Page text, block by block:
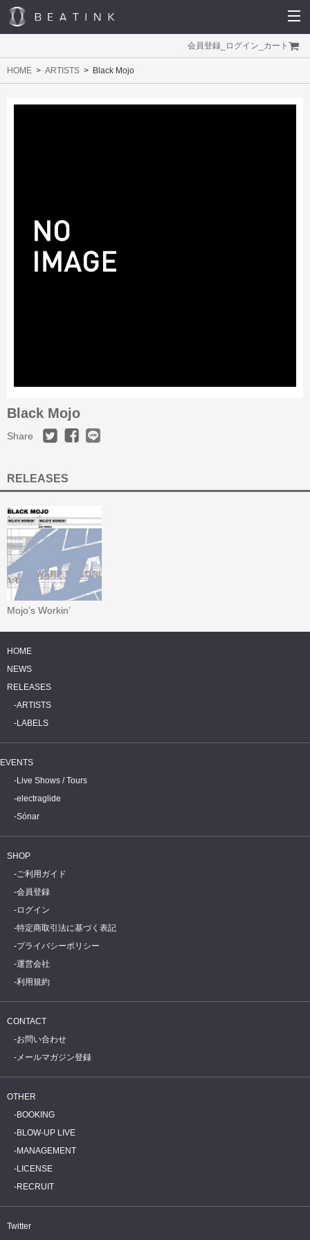
会員登録 ログイン カート
HOME ARTISTS Black Mojo
Black Mojo
Share
RELEASES
Mojo’s Workin’
HOME
NEWS
RELEASES
ARTISTS
LABELS
EVENTS
Live Shows / Tours
electraglide
Sónar
SHOP
ご利用ガイド
会員登録
ログイン
特定商取引法に基づく表記
プライバシーポリシー
運営会社
利用規約
CONTACT
お問い合わせ
メールマガジン登録
OTHER
BOOKING
BLOW-UP LIVE
MANAGEMENT
LICENSE
RECRUIT
Twitter